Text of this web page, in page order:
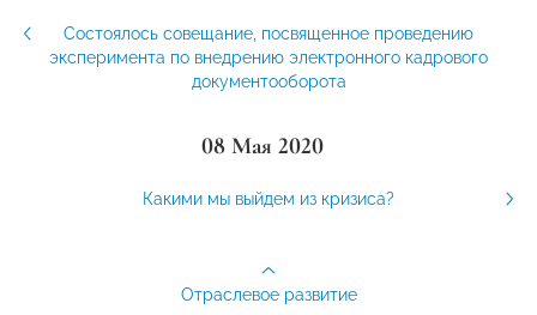
Состоялось совещание, посвященное проведению
эксперимента по внедрению электронного кадрового
документооборота
08 Мая 2020
Какими мы выйдем из кризиса?
Отраслевое развитие